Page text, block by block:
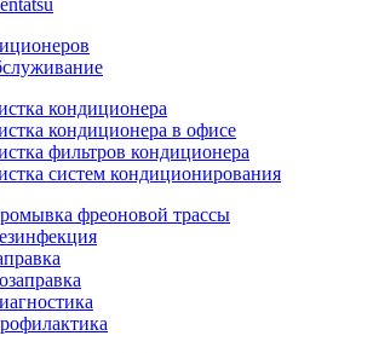
кондиционера
кондиционера в офисе
фильтров кондиционера
систем кондиционирования
фреоновой трассы